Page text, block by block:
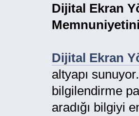
Dijital Ekran
Memnuniyetini
Dijital Ekran
altyapı
bilgilendirme
aradığı bilgiyi